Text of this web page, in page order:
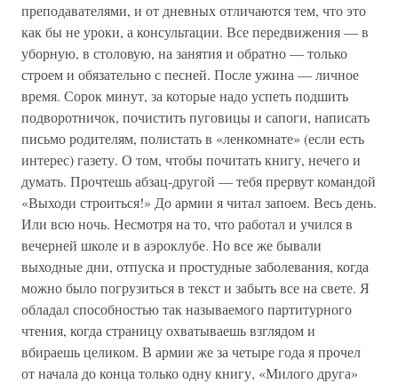
преподавателями, и от дневных отличаются тем, что это
как бы не уроки, а консультации. Все передвижения — в
уборную, в столовую, на занятия и обратно — только
строем и обязательно с песней. После ужина — личное
время. Сорок минут, за которые надо успеть подшить
подворотничок, почистить пуговицы и сапоги, написать
письмо родителям, полистать в «ленкомнате» (если есть
интерес) газету. О том, чтобы почитать книгу, нечего и
думать. Прочтешь абзац-другой — тебя прервут командой
«Выходи строиться!» До армии я читал запоем. Весь день.
Или всю ночь. Несмотря на то, что работал и учился в
вечерней школе и в аэроклубе. Но все же бывали
выходные дни, отпуска и простудные заболевания, когда
можно было погрузиться в текст и забыть все на свете. Я
обладал способностью так называемого партитурного
чтения, когда страницу охватываешь взглядом и
вбираешь целиком. В армии же за четыре года я прочел
от начала до конца только одну книгу, «Милого друга»